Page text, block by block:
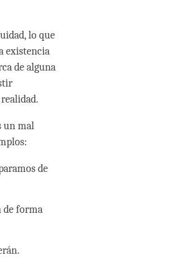
lo que
existencia
de alguna
un mal
de
de forma